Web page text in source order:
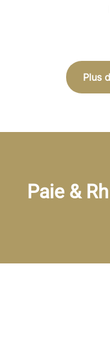
Plus
Paie &